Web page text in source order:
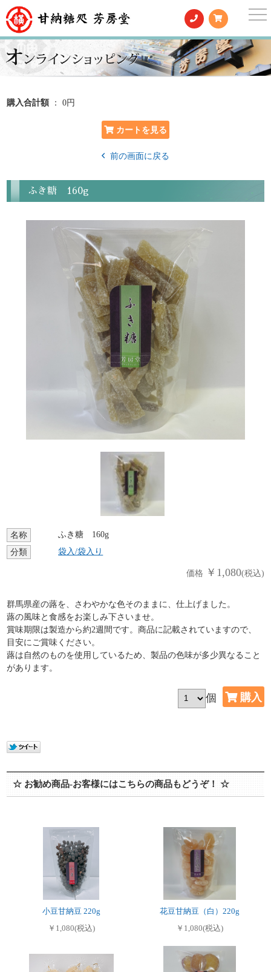
購入合計額 ： 0円
前の画面に戻る
ふき糖 160g
名称
ふき糖 160g
分類
袋入/袋入り
価格 ￥1,080(税込)
群馬県産の蕗を、さわやかな色そのままに、仕上げました。
蕗の風味と食感をお楽しみ下さいませ。
賞味期限は製造から約2週間です。商品に記載されていますので、
目安にご賞味ください。
蕗は自然のものを使用しているため、製品の色味が多少異なること
があります。
個
☆ お勧め商品-お客様にはこちらの商品もどうぞ！ ☆
小豆甘納豆 220g
￥1,080(税込)
花豆甘納豆（白）220g
￥1,080(税込)